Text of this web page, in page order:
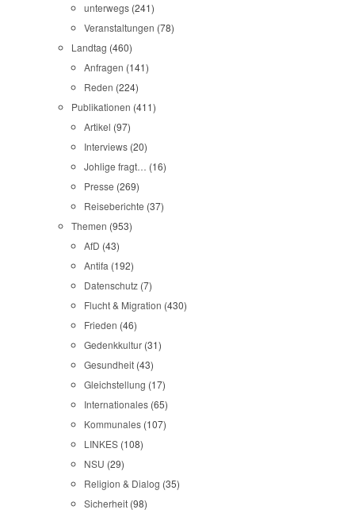
unterwegs (241)
Veranstaltungen (78)
Landtag (460)
Anfragen (141)
Reden (224)
Publikationen (411)
Artikel (97)
Interviews (20)
Johlige fragt… (16)
Presse (269)
Reiseberichte (37)
Themen (953)
AfD (43)
Antifa (192)
Datenschutz (7)
Flucht & Migration (430)
Frieden (46)
Gedenkkultur (31)
Gesundheit (43)
Gleichstellung (17)
Internationales (65)
Kommunales (107)
LINKES (108)
NSU (29)
Religion & Dialog (35)
Sicherheit (98)